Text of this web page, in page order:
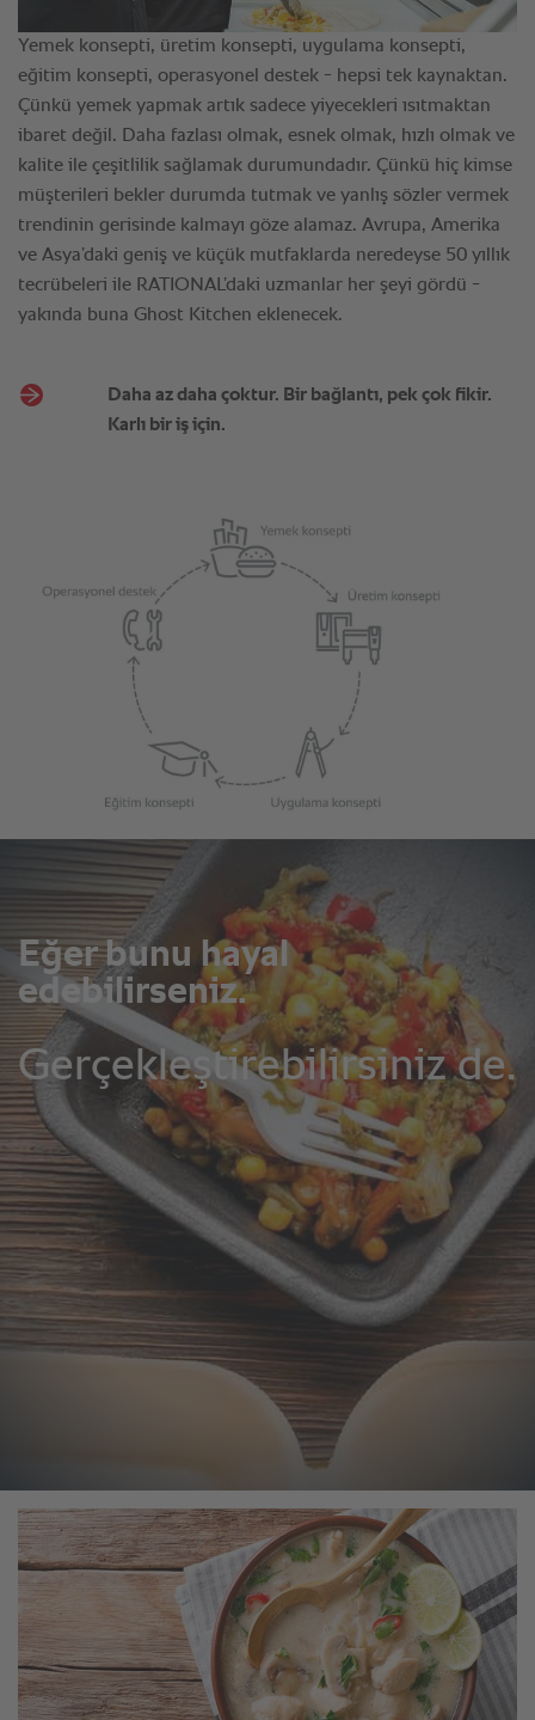
Daha az daha çoktur. Bir bağlantı, pek çok fikir.
Karlı bir iş için.